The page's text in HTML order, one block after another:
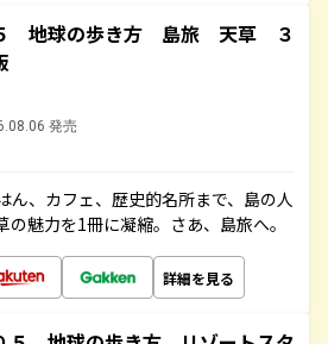
地球の歩き方 島旅 天草 ３
発売
ん、カフェ、歴史的名所まで、島の人
魅力を1冊に凝縮。さあ、島旅へ。
詳細を見る